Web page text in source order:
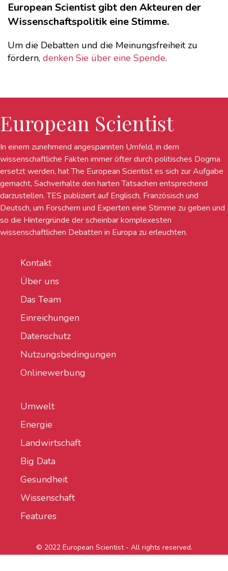
European Scientist gibt den Akteuren der
Wissenschaftspolitik eine Stimme.
Um die Debatten und die Meinungsfreiheit zu
fördern, denken Sie über eine Spende.
European Scientist
In einem zunehmend angespannten Umfeld, in dem
wissenschaftliche Fakten immer öfter durch politisches Dogma
ersetzt werden, hat The European Scientist es sich zur Aufgabe
gemacht, Sachverhalte den harten Tatsachen entsprechend
darzustellen. TES publiziert auf Englisch, Französisch und
Deutsch, um Forschern und Experten eine Stimme zu geben und
so die Hintergründe der scheinbar komplexesten
wissenschaftlichen Debatten in Europa zu erleuchten.
Kontakt
Über uns
Das Team
Einreichungen
Datenschutz
Nutzungsbedingungen
Onlinewerbung
Umwelt
Energie
Landwirtschaft
Big Data
Gesundheit
Wissenschaft
Features
© 2022 European Scientist - All rights reserved.